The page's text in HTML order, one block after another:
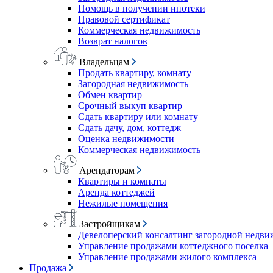
Помощь в получении ипотеки
Правовой сертификат
Коммерческая недвижимость
Возврат налогов
Владельцам
Продать квартиру, комнату
Загородная недвижимость
Обмен квартир
Срочный выкуп квартир
Сдать квартиру или комнату
Сдать дачу, дом, коттедж
Оценка недвижимости
Коммерческая недвижимость
Арендаторам
Квартиры и комнаты
Аренда коттеджей
Нежилые помещения
Застройщикам
Девелоперский консалтинг загородной
Управление продажами коттеджного поселка
Управление продажами жилого комплекса
Продажа